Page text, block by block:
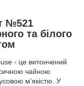
№521
та білого
- це витончений
чайною
м’якістю. У